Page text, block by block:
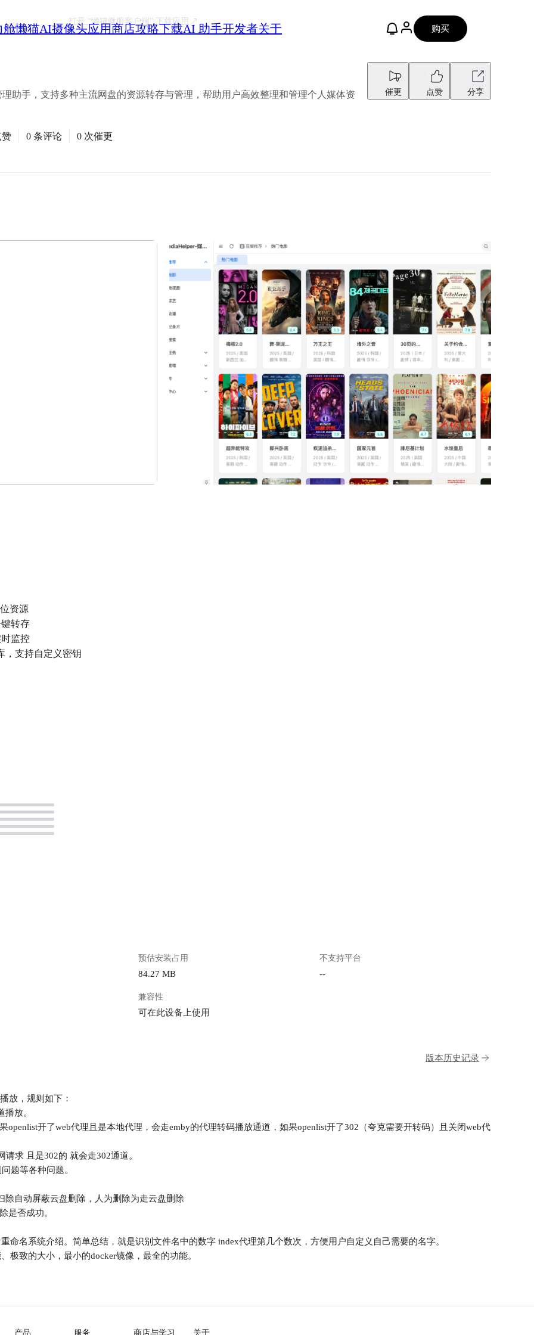
舱懒猫AI摄像头应用商店攻略下载AI 助手开发者关于 购买
打开 “懒猫微服客户端”下载应用
助手，支持多种主流网盘的资源转存与管理，帮助用户高效整理和管理个人媒体资 催更 点赞 分享
赞 0 条评论 0 次催更
资源
转存
监控
，支持自定义密钥
预估安装占用
84.27 MB
不支持平台
--
兼容性
可在此设备上使用
版本历史记录
放，规则如下：
放。
openlist开了web代理且是本地代理，会走emby的代理转码播放通道，如果openlist开了302（夸克需要开转码）且关闭web代
求 且是302的 就会走302通道。
题等各种问题。
除自动屏蔽云盘删除，人为删除为走云盘删除
是否成功。
命名系统介绍。简单总结，就是识别文件名中的数字 index代理第几个数次，方便用户自定义自己需要的名字。
极致的大小，最小的docker镜像，最全的功能。
产品 服务 商店与学习 关于